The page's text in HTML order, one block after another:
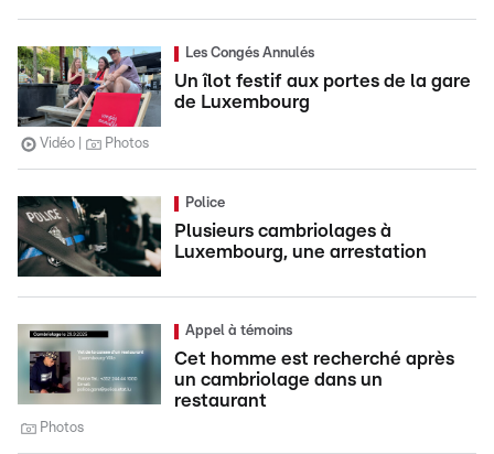
Les Congés Annulés
Un îlot festif aux portes de la gare
de Luxembourg
Vidéo Photos
Police
Plusieurs cambriolages à
Luxembourg, une arrestation
Appel à témoins
Cet homme est recherché après
un cambriolage dans un
restaurant
Photos